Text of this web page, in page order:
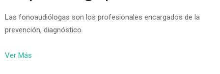
Las fonoaudiólogas son los profesionales encargados de la
prevención, diagnóstico
Ver Más